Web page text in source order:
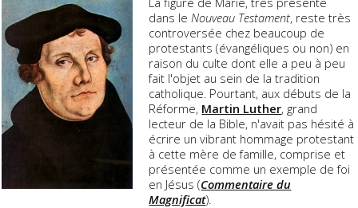
dans le Nouveau Testament, reste très
controversée chez beaucoup de
protestants (évangéliques ou non) en
raison du culte dont elle a peu à peu
fait l'objet au sein de la tradition
catholique. Pourtant, aux débuts de la
Réforme, Martin Luther, grand
lecteur de la Bible, n'avait pas hésité à
écrire un vibrant hommage protestant
à cette mère de famille, comprise et
présentée comme un exemple de foi
en Jésus (Commentaire du
Magnificat).